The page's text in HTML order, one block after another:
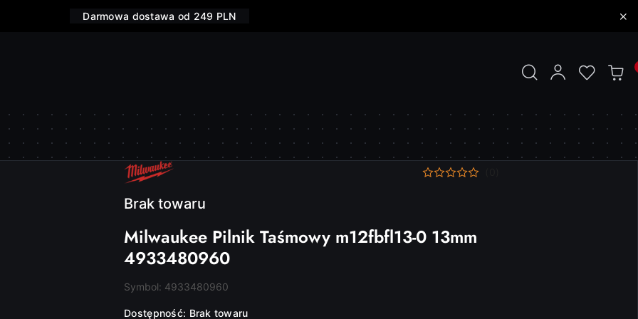
Darmowa dostawa od 249 PLN
NAZWA
PRODUCENTA:
MILWAUKEE
Brak towaru
Milwaukee Pilnik Taśmowy m12fbfl13-0 13mm
4933480960
Symbol: 4933480960
Dostępność: Brak towaru